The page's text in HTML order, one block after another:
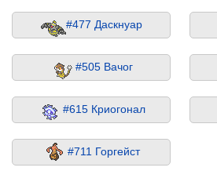
#477 Даскнуар
#505 Вачог
#615 Криогонал
#711 Горгейст